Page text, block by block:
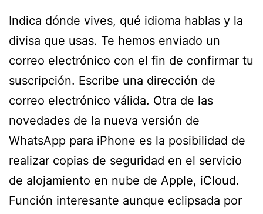
Indica dónde vives, qué idioma hablas y la
divisa que usas. Te hemos enviado un
correo electrónico con el fin de confirmar tu
suscripción. Escribe una dirección de
correo electrónico válida. Otra de las
novedades de la nueva versión de
WhatsApp para iPhone es la posibilidad de
realizar copias de seguridad en el servicio
de alojamiento en nube de Apple, iCloud.
Función interesante aunque eclipsada por